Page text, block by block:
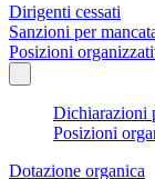
Dirigenti cessati
Sanzioni per
Posizioni
Dichiarazioni
Posizioni
Dotazione organica